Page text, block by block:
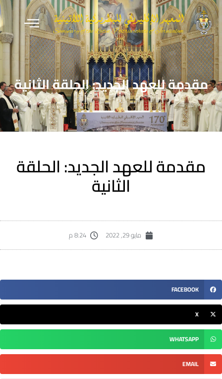
مقدمة للعهد الجديد: الحلقة الثانية
مقدمة للعهد الجديد: الحلقة
الثانية
مايو 29, 2022 8:24 م
FACEBOOK
WHATSAPP
EMAIL